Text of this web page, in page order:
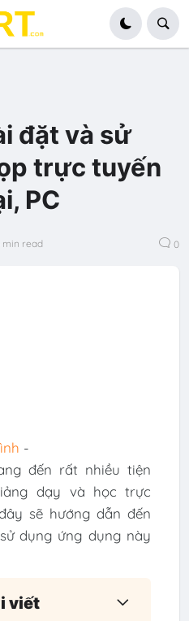
đặt và sử
trực tuyến
PC
min read 0
-
đến rất nhiều tiện
dạy và học trực
sẽ hướng dẫn đến
dụng ứng dụng này
viết